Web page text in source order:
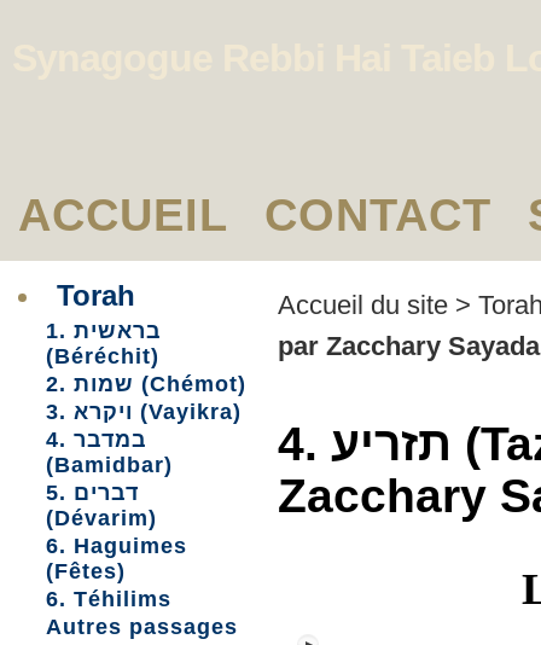
ACCUEIL CONTACT
Torah
1. בראשית
(Béréchit)
2. שמות (Chémot)
3. ויקרא (Vayikra)
4. במדבר
(Bamidbar)
5. דברים
(Dévarim)
6. Haguimes
(Fêtes)
6. Téhilims
Autres passages
Accueil du site >
par Zacchary Sayada
4. תזריע (Tazria) - Chichi de Tazria, par
Zacchary